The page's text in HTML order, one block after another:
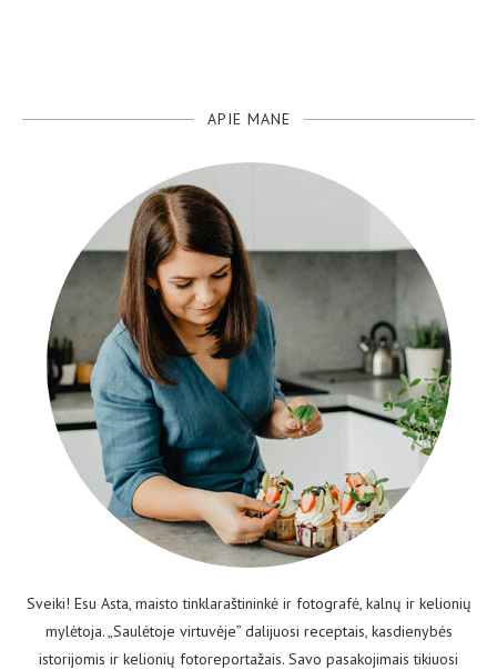
APIE MANE
Sveiki! Esu Asta, maisto tinklaraštininkė ir fotografė, kalnų ir kelionių
mylėtoja. „Saulėtoje virtuvėje” dalijuosi receptais, kasdienybės
istorijomis ir kelionių fotoreportažais. Savo pasakojimais tikiuosi